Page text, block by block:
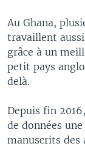
Au Ghana,
travaillent
grâce à un
petit pays
delà.
Depuis fin
de données
manuscrits des